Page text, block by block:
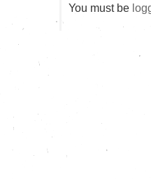
You must be